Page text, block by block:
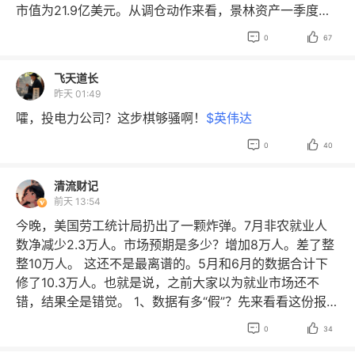
市值为21.9亿美元。从调仓动作来看，景林资产一季度大
手笔减仓了英特尔、谷歌-A等标的，并果断清仓了英伟
回了上半年跌幅比较大的一些有护城河和估值安全边际的
公司，尤其是一些中国之前被忽略的拥有充足竞争壁垒的
细分行业龙头企业。景林资产目前配置重点分布在三个方
向：一是半导体和AI基础设施中被低估的企业，二是当下
和资源类对冲资产。 前十大重仓股“大瘦身” 美国证券交易
**会公开资料显示，截至二季度末，景林资产美股持仓的
前十大重仓股分别为谷歌-A、英特尔、拼多多、满帮集
团、**控股、网易、亚朵、QFIN HOLDINGS INC、苹果
和台积电。 对比一季度末的重仓股名单来看，景林资产的
前十大重仓股大幅“瘦身”。 具体来看，截至二季度末，景
林资产持有谷歌-A 181万股，相较于一季度末大手笔减持1
259万股，同时直接清空了一季度末位列其前十大重仓股
 0  67
飞天道长
昨天 01:49
嚯，投电力公司？这步棋够骚啊！ $英伟达
 0  40
清流财记
前天 13:54
今晚，美国劳工统计局扔出了一颗炸弹。7月非农就业人
数净减少2.3万人。市场预期是多少？增加8万人。差了整
整10万人。 这还不是最离谱的。5月和6月的数据合计下
修了10.3万人。也就是说，之前大家以为就业市场还不
错，结果全是错觉。 1、数据有多“假”？先来看看这份报告
的细节：失业率从4.2%降到4.1%——看起来不错对吧？但
 0  34